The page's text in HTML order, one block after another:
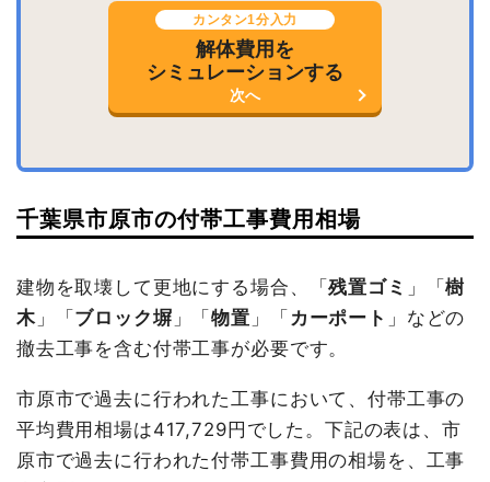
カンタン1分入力
解体費用を
シミュレーションする
次へ
千葉県市原市の付帯工事費用相場
建物を取壊して更地にする場合、「残置ゴミ 」「樹
木」「 ブロック塀 」「物置 」「 カーポート 」などの
撤去工事を含む付帯工事が必要です。
市原市で過去に行われた工事において、付帯工事の
平均費用相場は417,729円でした。下記の表は、市
原市で過去に行われた付帯工事費用の相場を、工事